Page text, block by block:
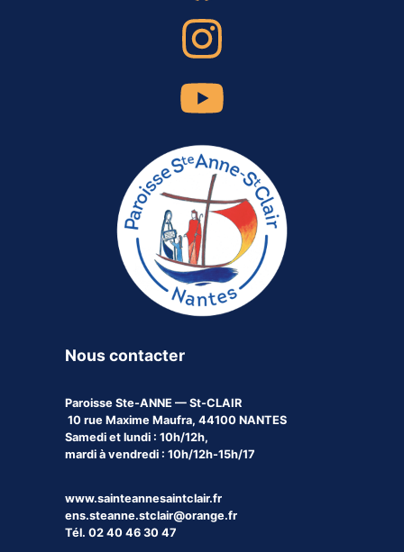
Nous contacter
Paroisse Ste-ANNE — St-CLAIR
10 rue Maxime Maufra, 44100 NANTES
Samedi et lundi : 10h/12h,
mardi à vendredi : 10h/12h-15h/17
www.sainteannesaintclair.fr
ens.steanne.stclair@orange.fr
Tél. 02 40 46 30 47